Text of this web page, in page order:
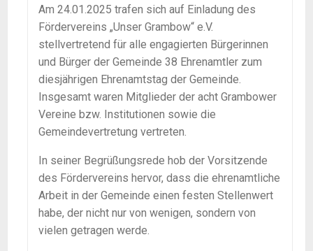
Am 24.01.2025 trafen sich auf Einladung des
Fördervereins „Unser Grambow“ e.V.
stellvertretend für alle engagierten Bürgerinnen
und Bürger der Gemeinde 38 Ehrenamtler zum
diesjährigen Ehrenamtstag der Gemeinde.
Insgesamt waren Mitglieder der acht Grambower
Vereine bzw. Institutionen sowie die
Gemeindevertretung vertreten.
In seiner Begrüßungsrede hob der Vorsitzende
des Fördervereins hervor, dass die ehrenamtliche
Arbeit in der Gemeinde einen festen Stellenwert
habe, der nicht nur von wenigen, sondern von
vielen getragen werde.